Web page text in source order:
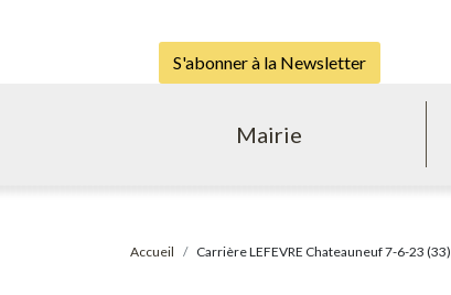
S'abonner à la Newsletter
Mairie
Accueil Carrière LEFEVRE Chateauneuf 7-6-23 (33)